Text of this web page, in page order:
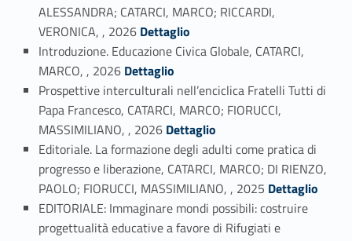
ALESSANDRA; CATARCI, MARCO; RICCARDI,
VERONICA, , 2026 Link identifier #identifier_person_109851-3Dettaglio
Introduzione. Educazione Civica Globale, CATARCI,
MARCO, , 2026 Link identifier #identifier_person_46659-4Dettaglio
Prospettive interculturali nell’enciclica Fratelli Tutti di
Papa Francesco, CATARCI, MARCO; FIORUCCI,
MASSIMILIANO, , 2026 Link identifier #identifier_person_125215-5Dettaglio
Editoriale. La formazione degli adulti come pratica di
progresso e liberazione, CATARCI, MARCO; DI RIENZO,
PAOLO; FIORUCCI, MASSIMILIANO, , 2025 Link identifier #identifier_person_99955-6Dettaglio
EDITORIALE: Immaginare mondi possibili: costruire
progettualità educative a favore di Rifugiati e